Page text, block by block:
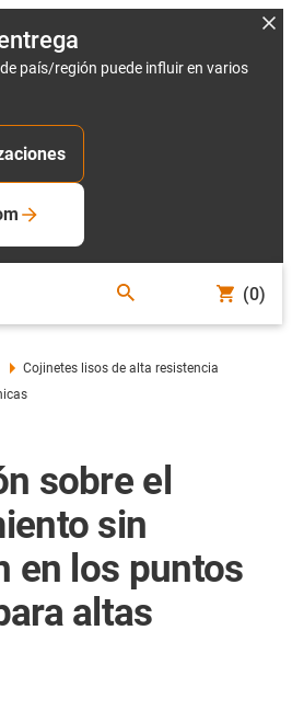
país/región puede influir en varios
(0)
Cojinetes lisos de alta resistencia
sobre el
sin
en los puntos
altas